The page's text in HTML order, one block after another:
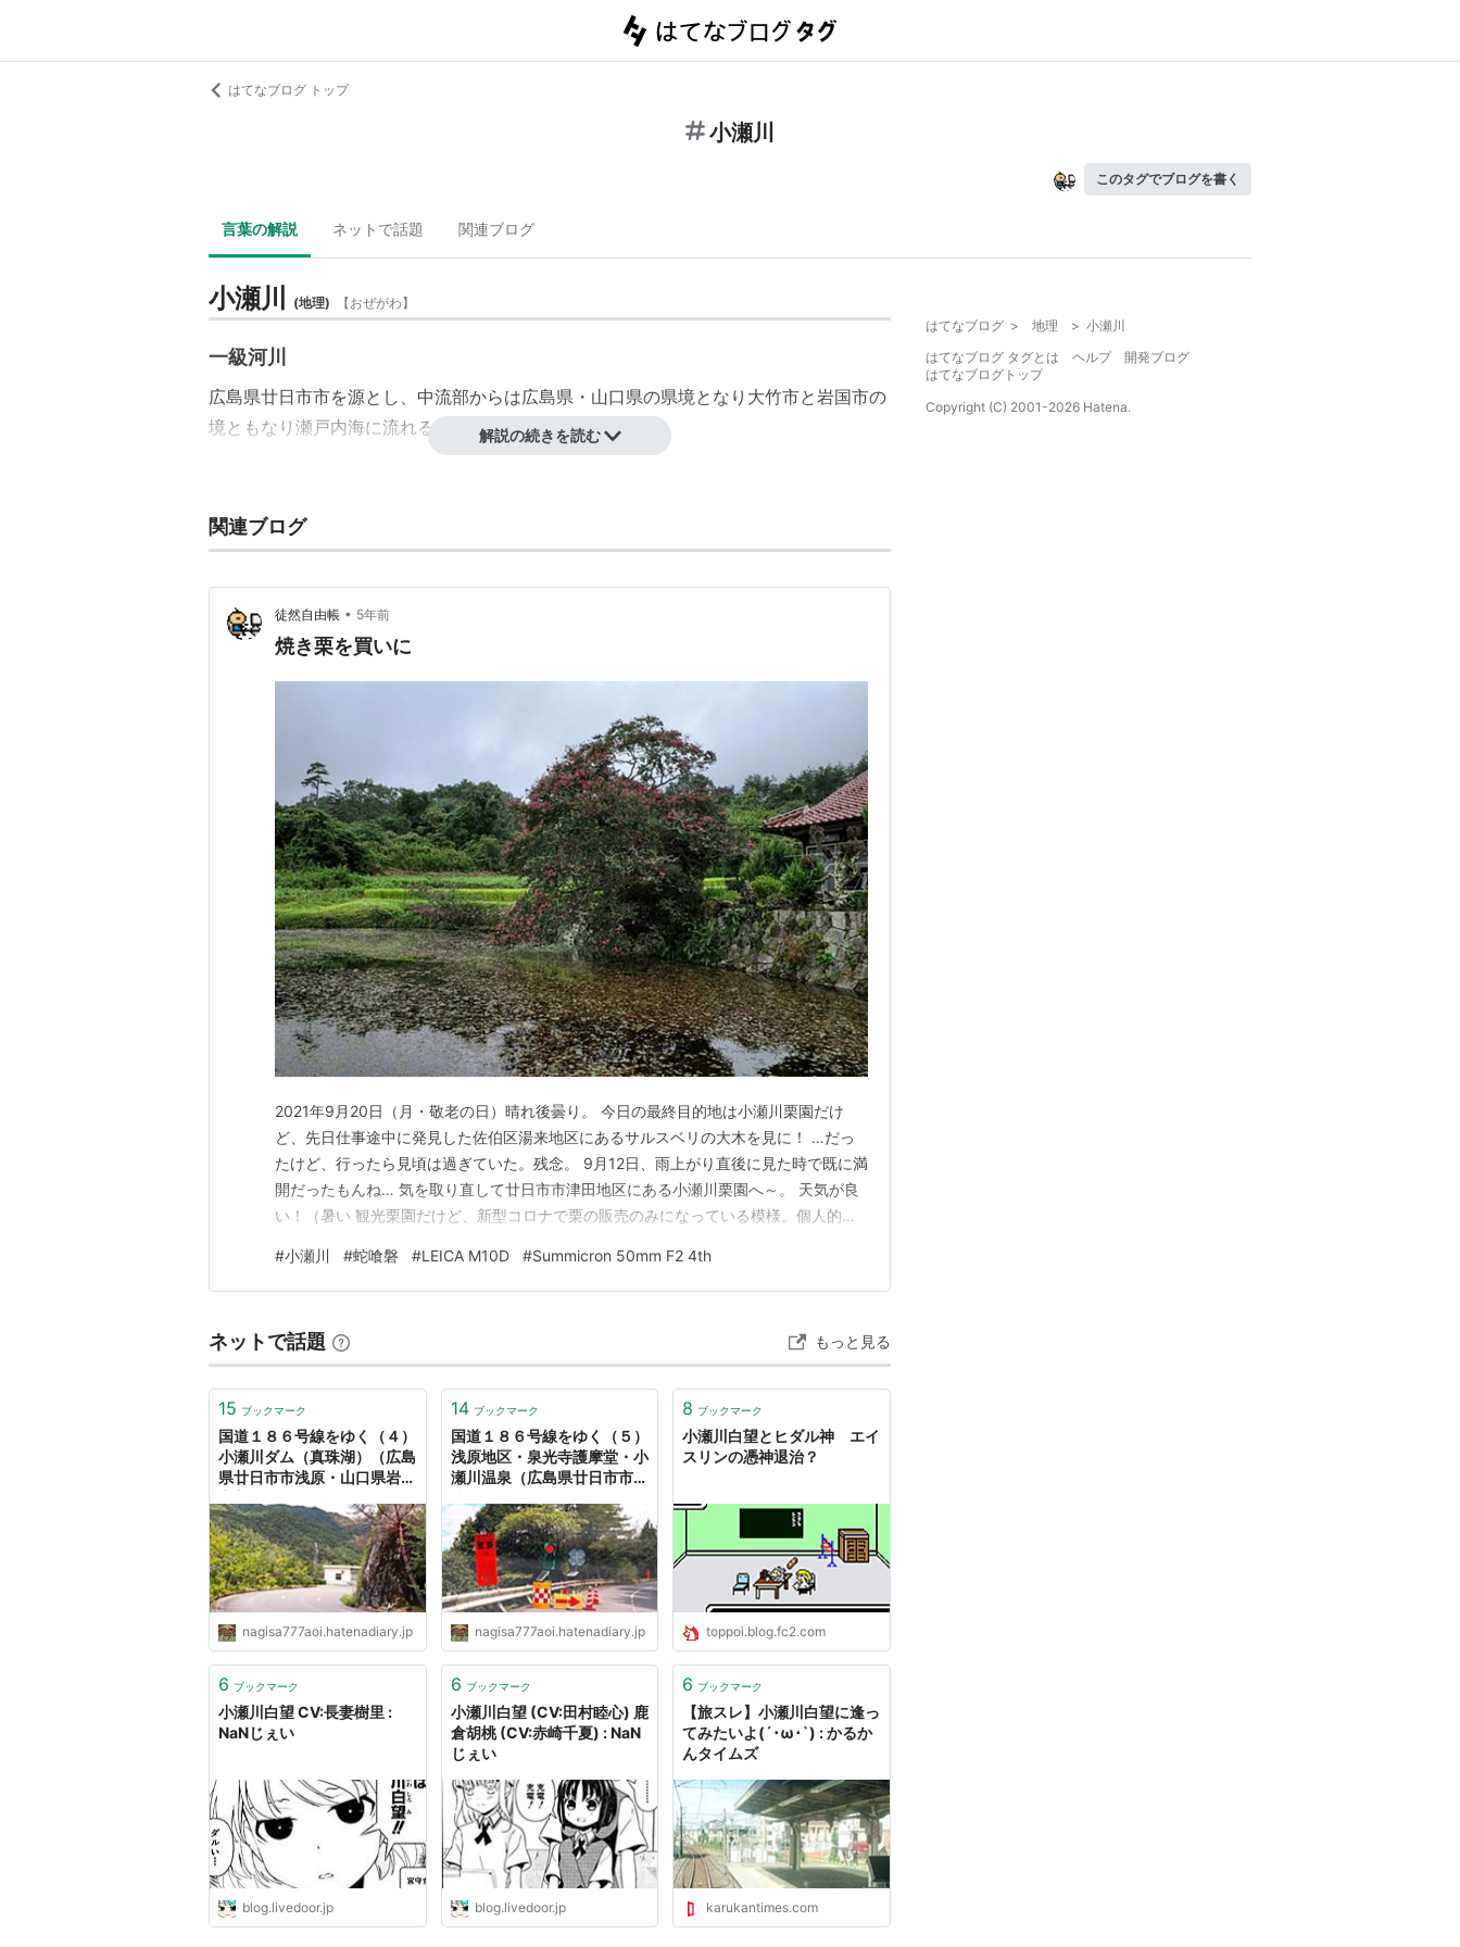
はてなブログ トップ
小瀬川
このタグでブログを書く
言葉の解説 ネットで話題 関連ブログ
小瀬川 (地理) 【おぜがわ】
一級河川
広島県廿日市市を源とし、中流部からは広島県 ・ 山口県の県境となり 大竹市と岩国市の
境ともなり 瀬戸内海に流れる一級河川。
解説の続きを読む
関連ブログ
徒然自由帳 • 5年前
焼き栗を買いに
2021年9月20日（月・敬老の日）晴れ後曇り。 今日の最終目的地は小瀬川栗園だけ
ど、先日仕事途中に発見した佐伯区湯来地区にあるサルスベリの大木を見に！ …だっ
たけど、行ったら見頃は過ぎていた。残念。 9月12日、雨上がり直後に見た時で既に満
開だったもんね… 気を取り直して廿日市市津田地区にある小瀬川栗園へ～。 天気が良
い！（暑い 観光栗園だけど、新型コロナで栗の販売のみになっている模様。個人的に
ました。 帰りは蛇喰磐経由で大竹市に出て帰宅しました。 もう泳ぐには寒い気候です
ね～。
#小瀬川 #蛇喰磐 #LEICA M10D #Summicron 50mm F2 4th
ネットで話題 もっと見る
15 ブックマーク
国道１８６号線をゆく（４）
小瀬川ダム（真珠湖）（広島
県廿日市市浅原・山口県岩国
う！瀬戸内海の小さな旅！
nagisa777aoi.hatenadiary.jp
14 ブックマーク
国道１８６号線をゆく（５）
浅原地区・泉光寺護摩堂・小
瀬川温泉（広島県廿日市市、
ろう！瀬戸内海の小さな旅！
nagisa777aoi.hatenadiary.jp
8 ブックマーク
小瀬川白望とヒダル神 エイ
スリンの憑神退治？
toppoi.blog.fc2.com
6 ブックマーク
小瀬川白望 CV:長妻樹里 :
NaNじぇい
blog.livedoor.jp
6 ブックマーク
小瀬川白望 (CV:田村睦心) 鹿
倉胡桃 (CV:赤崎千夏) : NaN
じぇい
blog.livedoor.jp
6 ブックマーク
【旅スレ】小瀬川白望に逢っ
てみたいよ(´･ω･`) : かるか
んタイムズ
karukantimes.com
はてなブログ > 地理 > 小瀬川
はてなブログ タグとは
ヘルプ
開発ブログ
はてなブログトップ
Copyright (C) 2001-2026 Hatena.